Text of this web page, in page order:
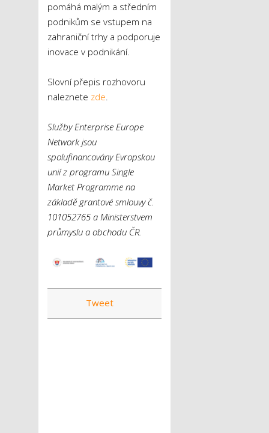
pomáhá malým a středním
podnikům se vstupem na
zahraniční trhy a podporuje
inovace v podnikání.
Slovní přepis rozhovoru
naleznete zde.
Služby Enterprise Europe
Network jsou
spolufinancovány Evropskou
unií z programu Single
Market Programme na
základě grantové smlouvy č.
101052765 a Ministerstvem
průmyslu a obchodu ČR.
Tweet